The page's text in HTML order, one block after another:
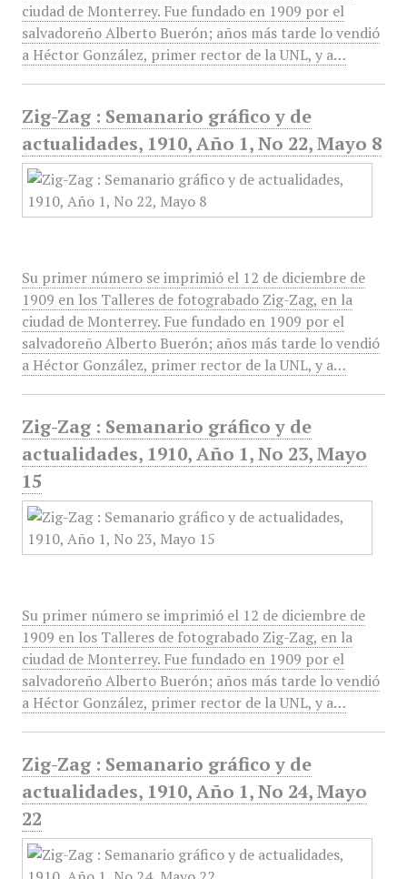
ciudad de Monterrey. Fue fundado en 1909 por el
salvadoreño Alberto Buerón; años más tarde lo vendió
a Héctor González, primer rector de la UNL, y a…
Zig-Zag : Semanario gráfico y de
actualidades, 1910, Año 1, No 22, Mayo 8
Su primer número se imprimió el 12 de diciembre de
1909 en los Talleres de fotograbado Zig-Zag, en la
ciudad de Monterrey. Fue fundado en 1909 por el
salvadoreño Alberto Buerón; años más tarde lo vendió
a Héctor González, primer rector de la UNL, y a…
Zig-Zag : Semanario gráfico y de
actualidades, 1910, Año 1, No 23, Mayo
15
Su primer número se imprimió el 12 de diciembre de
1909 en los Talleres de fotograbado Zig-Zag, en la
ciudad de Monterrey. Fue fundado en 1909 por el
salvadoreño Alberto Buerón; años más tarde lo vendió
a Héctor González, primer rector de la UNL, y a…
Zig-Zag : Semanario gráfico y de
actualidades, 1910, Año 1, No 24, Mayo
22